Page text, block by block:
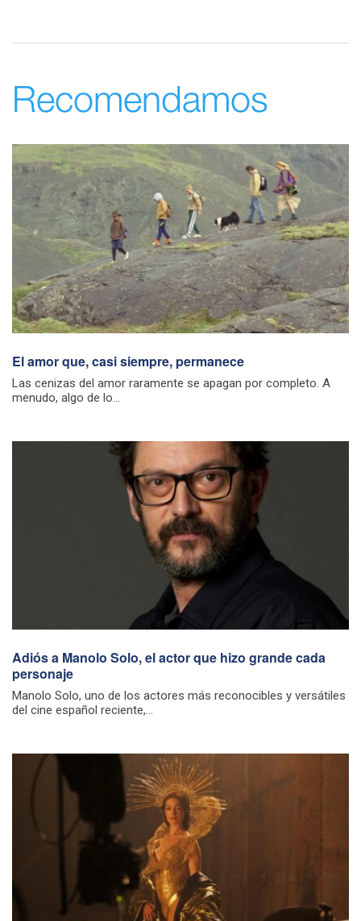
Recomendamos
El amor que, casi siempre, permanece
Las cenizas del amor raramente se apagan por completo. A
menudo, algo de lo...
Adiós a Manolo Solo, el actor que hizo grande cada
personaje
Manolo Solo, uno de los actores más reconocibles y versátiles
del cine español reciente,...